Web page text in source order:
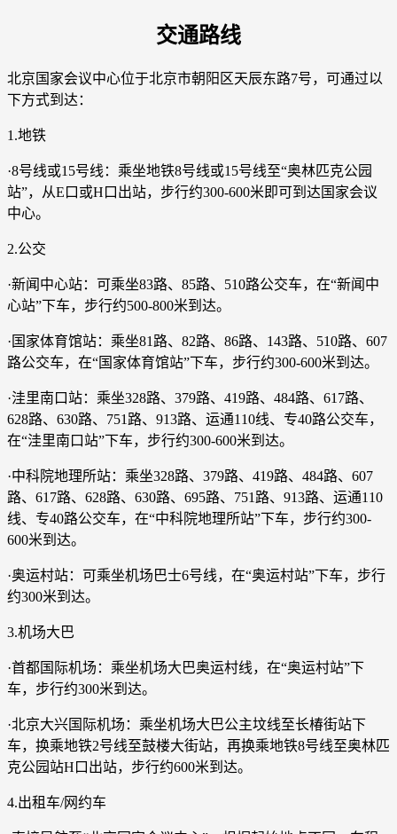
交通路线
北京国家会议中心位于北京市朝阳区天辰东路7号，可通过以
下方式到达：
1.地铁
·8号线或15号线：乘坐地铁8号线或15号线至“奥林匹克公园
站”，从E口或H口出站，步行约300-600米即可到达国家会议
中心。
2.公交
·新闻中心站：可乘坐83路、85路、510路公交车，在“新闻中
心站”下车，步行约500-800米到达。
·国家体育馆站：乘坐81路、82路、86路、143路、510路、607
路公交车，在“国家体育馆站”下车，步行约300-600米到达。
·洼里南口站：乘坐328路、379路、419路、484路、617路、
628路、630路、751路、913路、运通110线、专40路公交车，
在“洼里南口站”下车，步行约300-600米到达。
·中科院地理所站：乘坐328路、379路、419路、484路、607
路、617路、628路、630路、695路、751路、913路、运通110
线、专40路公交车，在“中科院地理所站”下车，步行约300-
600米到达。
·奥运村站：可乘坐机场巴士6号线，在“奥运村站”下车，步行
约300米到达。
3.机场大巴
·首都国际机场：乘坐机场大巴奥运村线，在“奥运村站”下
车，步行约300米到达。
·北京大兴国际机场：乘坐机场大巴公主坟线至长椿街站下
车，换乘地铁2号线至鼓楼大街站，再换乘地铁8号线至奥林匹
克公园站H口出站，步行约600米到达。
4.出租车/网约车